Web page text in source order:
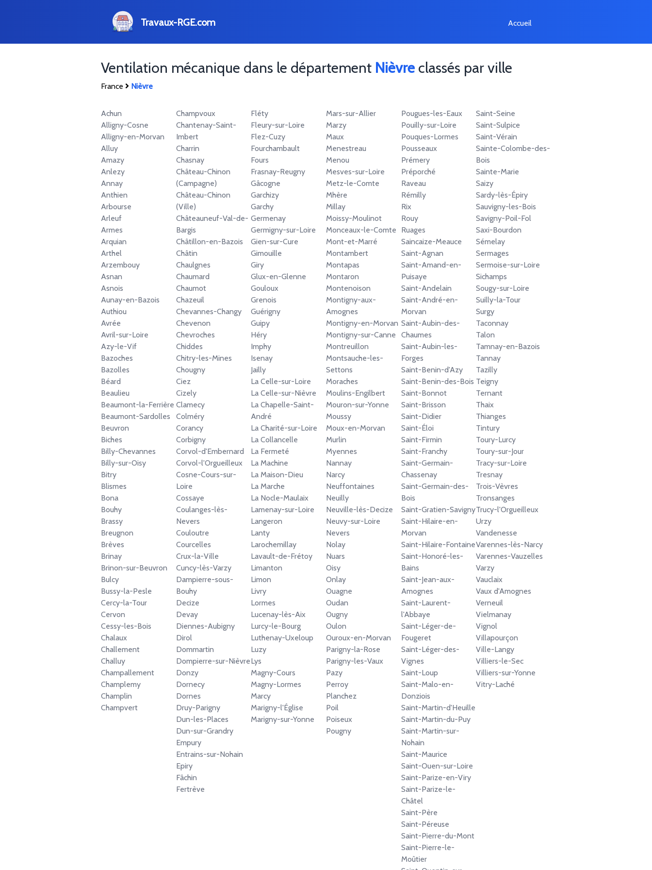
Travaux-RGE.com Accueil
Ventilation mécanique dans le département Nièvre classés par ville
France Nièvre
Achun
Alligny-Cosne
Alligny-en-Morvan
Alluy
Amazy
Anlezy
Annay
Anthien
Arbourse
Arleuf
Armes
Arquian
Arthel
Arzembouy
Asnan
Asnois
Aunay-en-Bazois
Authiou
Avrée
Avril-sur-Loire
Azy-le-Vif
Bazoches
Bazolles
Béard
Beaulieu
Beaumont-la-Ferrière
Beaumont-Sardolles
Beuvron
Biches
Billy-Chevannes
Billy-sur-Oisy
Bitry
Blismes
Bona
Bouhy
Brassy
Breugnon
Brèves
Brinay
Brinon-sur-Beuvron
Bulcy
Bussy-la-Pesle
Cercy-la-Tour
Cervon
Cessy-les-Bois
Chalaux
Challement
Challuy
Champallement
Champlemy
Champlin
Champvert
Champvoux
Chantenay-Saint-
Imbert
Charrin
Chasnay
Château-Chinon
(Campagne)
Château-Chinon
(Ville)
Châteauneuf-Val-de-
Bargis
Châtillon-en-Bazois
Châtin
Chaulgnes
Chaumard
Chaumot
Chazeuil
Chevannes-Changy
Chevenon
Chevroches
Chiddes
Chitry-les-Mines
Chougny
Ciez
Cizely
Clamecy
Colméry
Corancy
Corbigny
Corvol-d'Embernard
Corvol-l'Orgueilleux
Cosne-Cours-sur-
Loire
Cossaye
Coulanges-lès-
Nevers
Couloutre
Courcelles
Crux-la-Ville
Cuncy-lès-Varzy
Dampierre-sous-
Bouhy
Decize
Devay
Diennes-Aubigny
Dirol
Dommartin
Dompierre-sur-Nièvre
Donzy
Dornecy
Dornes
Druy-Parigny
Dun-les-Places
Dun-sur-Grandry
Empury
Entrains-sur-Nohain
Epiry
Fâchin
Fertrève
Fléty
Fleury-sur-Loire
Flez-Cuzy
Fourchambault
Fours
Frasnay-Reugny
Gâcogne
Garchizy
Garchy
Germenay
Germigny-sur-Loire
Gien-sur-Cure
Gimouille
Giry
Glux-en-Glenne
Gouloux
Grenois
Guérigny
Guipy
Héry
Imphy
Isenay
Jailly
La Celle-sur-Loire
La Celle-sur-Nièvre
La Chapelle-Saint-
André
La Charité-sur-Loire
La Collancelle
La Fermeté
La Machine
La Maison-Dieu
La Marche
La Nocle-Maulaix
Lamenay-sur-Loire
Langeron
Lanty
Larochemillay
Lavault-de-Frétoy
Limanton
Limon
Livry
Lormes
Lucenay-lès-Aix
Lurcy-le-Bourg
Luthenay-Uxeloup
Luzy
Lys
Magny-Cours
Magny-Lormes
Marcy
Marigny-l'Église
Marigny-sur-Yonne
Mars-sur-Allier
Marzy
Maux
Menestreau
Menou
Mesves-sur-Loire
Metz-le-Comte
Mhère
Millay
Moissy-Moulinot
Monceaux-le-Comte
Mont-et-Marré
Montambert
Montapas
Montaron
Montenoison
Montigny-aux-
Amognes
Montigny-en-Morvan
Montigny-sur-Canne
Montreuillon
Montsauche-les-
Settons
Moraches
Moulins-Engilbert
Mouron-sur-Yonne
Moussy
Moux-en-Morvan
Murlin
Myennes
Nannay
Narcy
Neuffontaines
Neuilly
Neuville-lès-Decize
Neuvy-sur-Loire
Nevers
Nolay
Nuars
Oisy
Onlay
Ouagne
Oudan
Ougny
Oulon
Ouroux-en-Morvan
Parigny-la-Rose
Parigny-les-Vaux
Pazy
Perroy
Planchez
Poil
Poiseux
Pougny
Pougues-les-Eaux
Pouilly-sur-Loire
Pouques-Lormes
Pousseaux
Prémery
Préporché
Raveau
Rémilly
Rix
Rouy
Ruages
Saincaize-Meauce
Saint-Agnan
Saint-Amand-en-
Puisaye
Saint-Andelain
Saint-André-en-
Morvan
Saint-Aubin-des-
Chaumes
Saint-Aubin-les-
Forges
Saint-Benin-d'Azy
Saint-Benin-des-Bois
Saint-Bonnot
Saint-Brisson
Saint-Didier
Saint-Éloi
Saint-Firmin
Saint-Franchy
Saint-Germain-
Chassenay
Saint-Germain-des-
Bois
Saint-Gratien-Savigny
Saint-Hilaire-en-
Morvan
Saint-Hilaire-Fontaine
Saint-Honoré-les-
Bains
Saint-Jean-aux-
Amognes
Saint-Laurent-
l'Abbaye
Saint-Léger-de-
Fougeret
Saint-Léger-des-
Vignes
Saint-Loup
Saint-Malo-en-
Donziois
Saint-Martin-d'Heuille
Saint-Martin-du-Puy
Saint-Martin-sur-
Nohain
Saint-Maurice
Saint-Ouen-sur-Loire
Saint-Parize-en-Viry
Saint-Parize-le-
Châtel
Saint-Père
Saint-Péreuse
Saint-Pierre-du-Mont
Saint-Pierre-le-
Moûtier
Saint-Seine
Saint-Sulpice
Saint-Vérain
Sainte-Colombe-des-
Bois
Sainte-Marie
Saizy
Sardy-lès-Épiry
Sauvigny-les-Bois
Savigny-Poil-Fol
Saxi-Bourdon
Sémelay
Sermages
Sermoise-sur-Loire
Sichamps
Sougy-sur-Loire
Suilly-la-Tour
Surgy
Taconnay
Talon
Tamnay-en-Bazois
Tannay
Tazilly
Teigny
Ternant
Thaix
Thianges
Tintury
Toury-Lurcy
Toury-sur-Jour
Tracy-sur-Loire
Tresnay
Trois-Vèvres
Tronsanges
Trucy-l'Orgueilleux
Urzy
Vandenesse
Varennes-lès-Narcy
Varennes-Vauzelles
Varzy
Vauclaix
Vaux d'Amognes
Verneuil
Vielmanay
Vignol
Villapourçon
Ville-Langy
Villiers-le-Sec
Villiers-sur-Yonne
Vitry-Laché